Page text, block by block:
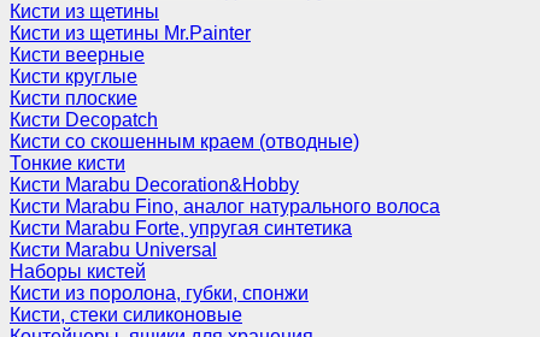
Кисти из щетины
Кисти из щетины Mr.Painter
Кисти веерные
Кисти круглые
Кисти плоские
Кисти Decopatch
Кисти со скошенным краем (отводные)
Тонкие кисти
Кисти Marabu Decoration&Hobby
Кисти Marabu Fino, аналог натурального волоса
Кисти Marabu Forte, упругая синтетика
Кисти Marabu Universal
Наборы кистей
Кисти из поролона, губки, спонжи
Кисти, стеки силиконовые